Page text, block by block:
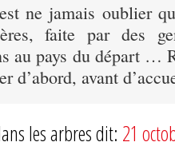
ne jamais oublier
faite par des
au pays du départ …
d’abord, avant
les arbres dit: 21